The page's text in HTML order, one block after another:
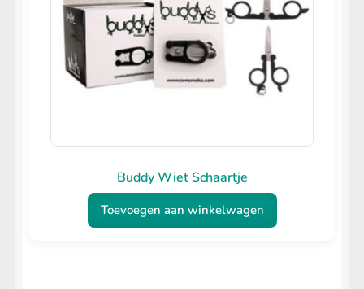
Buddy Wiet Schaartje
Toevoegen aan winkelwagen